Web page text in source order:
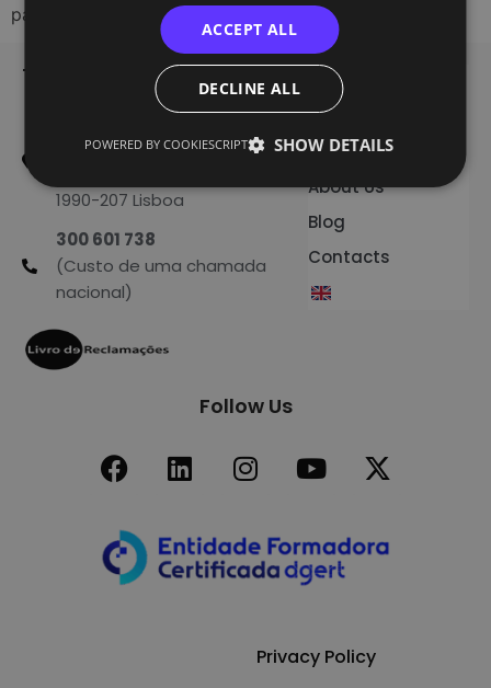
palestra intitulada “Building Technical […]
TechOf - Tech Training
Alameda dos Oceanos 1.06
1990-207 Lisboa
300 601 738
(Custo de uma chamada
nacional)
Home
Training
Register
About Us
Blog
Contacts
Follow Us
Privacy Policy
ACCEPT ALL
DECLINE ALL
SHOW DETAILS
POWERED BY COOKIESCRIPT